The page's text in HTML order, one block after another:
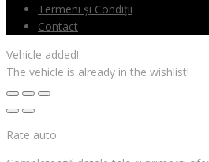
Termeni și Condiții
Contact
Vehicle added!
The vehicle is already in the wishlist!
Rate auto